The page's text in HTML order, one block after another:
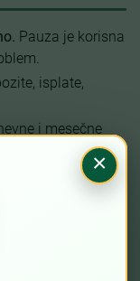
Pauza je korisna
isplate,
i mesečne
ukazuje na visok
×